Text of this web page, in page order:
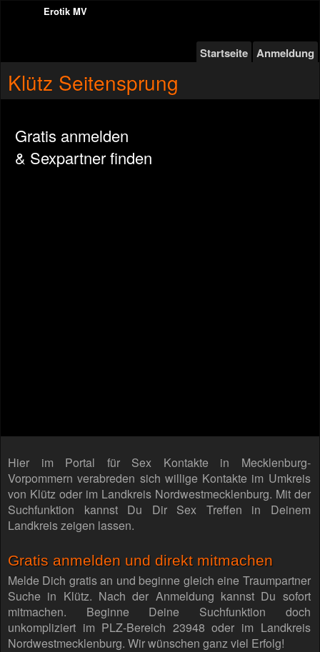
Erotik MV
Startseite Anmeldung
Klütz Seitensprung
Gratis anmelden
& Sexpartner finden
Hier im Portal für Sex Kontakte in Mecklenburg-
Vorpommern verabreden sich willige Kontakte im Umkreis
von Klütz oder im Landkreis Nordwestmecklenburg. Mit der
Suchfunktion kannst Du Dir Sex Treffen in Deinem
Landkreis zeigen lassen.
Gratis anmelden und direkt mitmachen
Melde Dich gratis an und beginne gleich eine Traumpartner
Suche in Klütz. Nach der Anmeldung kannst Du sofort
mitmachen. Beginne Deine Suchfunktion doch
unkompliziert im PLZ-Bereich 23948 oder im Landkreis
Nordwestmecklenburg. Wir wünschen ganz viel Erfolg!